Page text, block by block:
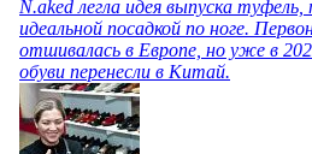
N.aked легла идея выпуска
идеальной посадкой по ноге.
отшивалась в Европе, но уже в
обуви перенесли в Китай.